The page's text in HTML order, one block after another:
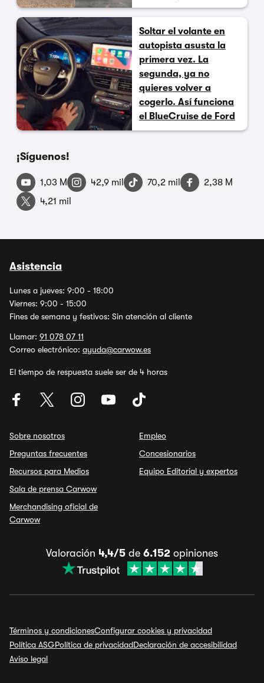
Soltar el volante en
autopista asusta la
primera vez. La
segunda, ya no
quieres volver a
cogerlo. Así funciona
el BlueCruise de Ford
¡Síguenos!
1,03 M 42,9 mil 70,2 mil
2,38 M
4,21 mil
Asistencia
Lunes a jueves: 9:00 - 18:00
Viernes: 9:00 - 15:00
Fines de semana y festivos: Sin atención al cliente
Llamar: 91 078 07 11
Correo electrónico: ayuda@carwow.es
El tiempo de respuesta suele ser de 4 horas
Sobre nosotros
Preguntas frecuentes
Recursos para Medios
Sala de prensa Carwow
Merchandising oficial de
Carwow
Empleo
Concesionarios
Equipo Editorial y expertos
Valoración 4,4/5 de 6.152 opiniones
Términos y condicionesConfigurar cookies y privacidad
Política ASGPolítica de privacidadDeclaración de accesibilidad
Aviso legal